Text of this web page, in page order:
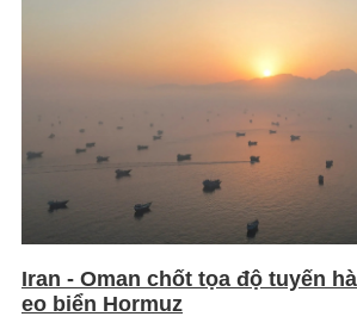
Iran - Oman chốt tọa độ tuyến
eo biển Hormuz